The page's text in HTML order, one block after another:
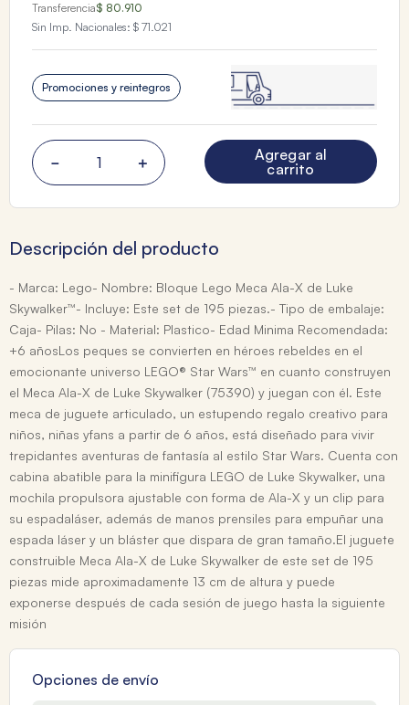
Transferencia$ 80.910
Sin Imp. Nacionales: $ 71.021
Promociones y reintegros
＋
－
Agregar al
carrito
Descripción del producto
- Marca: Lego- Nombre: Bloque Lego Meca Ala-X de Luke
Skywalker™- Incluye: Este set de 195 piezas.- Tipo de embalaje:
Caja- Pilas: No - Material: Plastico- Edad Minima Recomendada:
+6 añosLos peques se convierten en héroes rebeldes en el
emocionante universo LEGO® Star Wars™ en cuanto construyen
el Meca Ala-X de Luke Skywalker (75390) y juegan con él. Este
meca de juguete articulado, un estupendo regalo creativo para
niños, niñas yfans a partir de 6 años, está diseñado para vivir
trepidantes aventuras de fantasía al estilo Star Wars. Cuenta con
cabina abatible para la minifigura LEGO de Luke Skywalker, una
mochila propulsora ajustable con forma de Ala-X y un clip para
su espadaláser, además de manos prensiles para empuñar una
espada láser y un bláster que dispara de gran tamaño.El juguete
construible Meca Ala-X de Luke Skywalker de este set de 195
piezas mide aproximadamente 13 cm de altura y puede
exponerse después de cada sesión de juego hasta la siguiente
misión
Opciones de envío